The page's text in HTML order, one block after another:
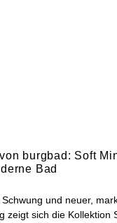
burgbad: Soft
Bad
und neuer,
zeigt sich die Kollektion